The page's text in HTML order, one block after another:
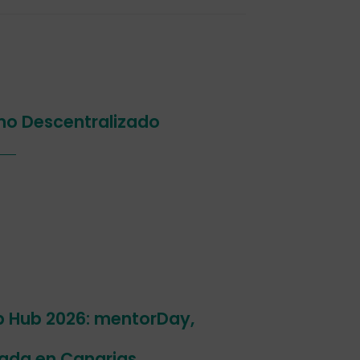
Descentralizado
2026: mentorDay,